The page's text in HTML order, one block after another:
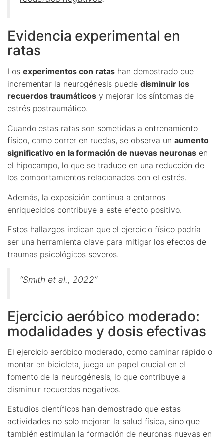
Evidencia experimental en
ratas
Los experimentos con ratas han demostrado que
incrementar la neurogénesis puede disminuir los
recuerdos traumáticos y mejorar los síntomas de
estrés postraumático.
Cuando estas ratas son sometidas a entrenamiento
físico, como correr en ruedas, se observa un aumento
significativo en la formación de nuevas neuronas en
el hipocampo, lo que se traduce en una reducción de
los comportamientos relacionados con el estrés.
Además, la exposición continua a entornos
enriquecidos contribuye a este efecto positivo.
Estos hallazgos indican que el ejercicio físico podría
ser una herramienta clave para mitigar los efectos de
traumas psicológicos severos.
“Smith et al., 2022”
Ejercicio aeróbico moderado:
modalidades y dosis efectivas
El ejercicio aeróbico moderado, como caminar rápido o
montar en bicicleta, juega un papel crucial en el
fomento de la neurogénesis, lo que contribuye a
disminuir recuerdos negativos.
Estudios científicos han demostrado que estas
actividades no solo mejoran la salud física, sino que
también estimulan la formación de neuronas nuevas en